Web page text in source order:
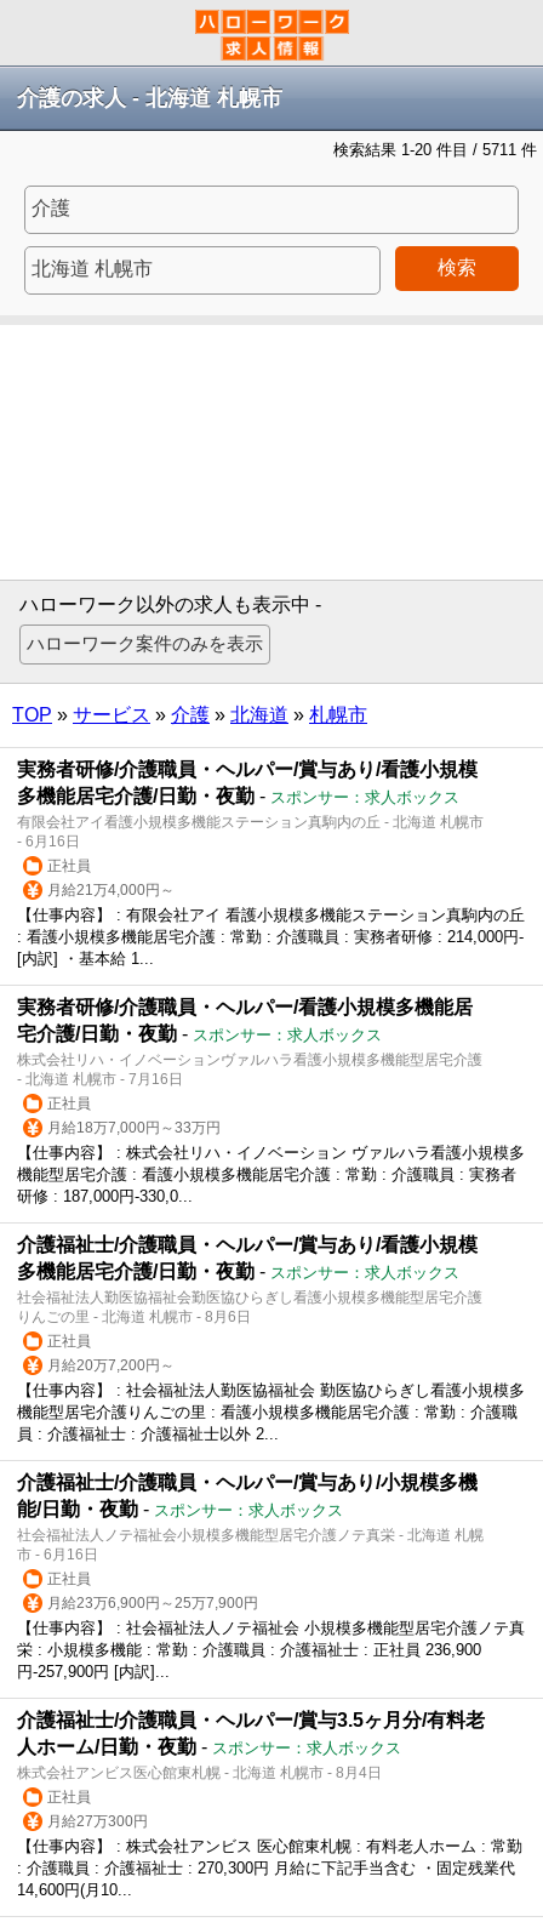
介護の求人 - 北海道 札幌市
検索結果 1-20 件目 / 5711 件
検索
ハローワーク以外の求人も表示中 -
TOP » サービス » 介護 » 北海道 » 札幌市
実務者研修/介護職員・ヘルパー/賞与あり/看護小規模
多機能居宅介護/日勤・夜勤 - スポンサー：求人ボックス
有限会社アイ看護小規模多機能ステーション真駒内の丘 - 北海道 札幌市
- 6月16日
正社員
月給21万4,000円～
【仕事内容】 : 有限会社アイ 看護小規模多機能ステーション真駒内の丘
: 看護小規模多機能居宅介護 : 常勤 : 介護職員 : 実務者研修 : 214,000円-
[内訳] ・基本給 1...
実務者研修/介護職員・ヘルパー/看護小規模多機能居
宅介護/日勤・夜勤 - スポンサー：求人ボックス
株式会社リハ・イノベーションヴァルハラ看護小規模多機能型居宅介護
- 北海道 札幌市 - 7月16日
正社員
月給18万7,000円～33万円
【仕事内容】 : 株式会社リハ・イノベーション ヴァルハラ看護小規模多
機能型居宅介護 : 看護小規模多機能居宅介護 : 常勤 : 介護職員 : 実務者
研修 : 187,000円-330,0...
介護福祉士/介護職員・ヘルパー/賞与あり/看護小規模
多機能居宅介護/日勤・夜勤 - スポンサー：求人ボックス
社会福祉法人勤医協福祉会勤医協ひらぎし看護小規模多機能型居宅介護
りんごの里 - 北海道 札幌市 - 8月6日
正社員
月給20万7,200円～
【仕事内容】 : 社会福祉法人勤医協福祉会 勤医協ひらぎし看護小規模多
機能型居宅介護りんごの里 : 看護小規模多機能居宅介護 : 常勤 : 介護職
員 : 介護福祉士 : 介護福祉士以外 2...
介護福祉士/介護職員・ヘルパー/賞与あり/小規模多機
能/日勤・夜勤 - スポンサー：求人ボックス
社会福祉法人ノテ福祉会小規模多機能型居宅介護ノテ真栄 - 北海道 札幌
市 - 6月16日
正社員
月給23万6,900円～25万7,900円
【仕事内容】 : 社会福祉法人ノテ福祉会 小規模多機能型居宅介護ノテ真
栄 : 小規模多機能 : 常勤 : 介護職員 : 介護福祉士 : 正社員 236,900
円-257,900円 [内訳]...
介護福祉士/介護職員・ヘルパー/賞与3.5ヶ月分/有料老
人ホーム/日勤・夜勤 - スポンサー：求人ボックス
株式会社アンビス医心館東札幌 - 北海道 札幌市 - 8月4日
正社員
月給27万300円
【仕事内容】 : 株式会社アンビス 医心館東札幌 : 有料老人ホーム : 常勤
: 介護職員 : 介護福祉士 : 270,300円 月給に下記手当含む ・固定残業代
14,600円(月10...